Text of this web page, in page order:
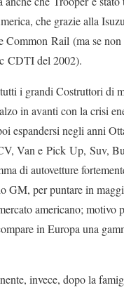
che grazie alla
Common Rail (ma se non
CDTI del 2002).
i grandi Costruttori di
in avanti con la crisi
espandersi negli anni
Van e Pick Up, Suv,
di autovetture
GM, per puntare in
americano; motivo
in Europa una
invece, dopo la